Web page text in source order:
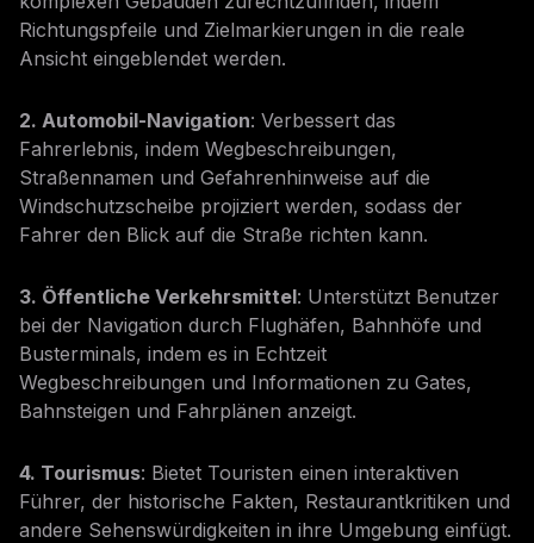
Richtungspfeile und Zielmarkierungen in die reale
Ansicht eingeblendet werden.
2. Automobil-Navigation: Verbessert das
Fahrerlebnis, indem Wegbeschreibungen,
Straßennamen und Gefahrenhinweise auf die
Windschutzscheibe projiziert werden, sodass der
Fahrer den Blick auf die Straße richten kann.
3. Öffentliche Verkehrsmittel: Unterstützt Benutzer
bei der Navigation durch Flughäfen, Bahnhöfe und
Busterminals, indem es in Echtzeit
Wegbeschreibungen und Informationen zu Gates,
Bahnsteigen und Fahrplänen anzeigt.
4. Tourismus: Bietet Touristen einen interaktiven
Führer, der historische Fakten, Restaurantkritiken und
andere Sehenswürdigkeiten in ihre Umgebung einfügt.